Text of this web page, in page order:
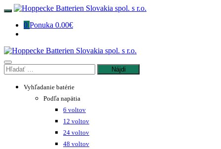
Preskočiť
obsah
0 Ponuka 0.00€
Hľadať:
Vyhľadanie batérie
Podľa napätia
6 voltov
12 voltov
24 voltov
48 voltov